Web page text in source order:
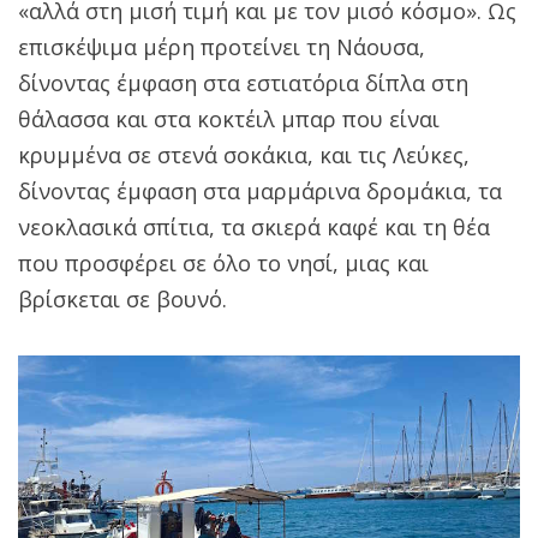
«αλλά στη μισή τιμή και με τον μισό κόσμο». Ως
επισκέψιμα μέρη προτείνει τη Νάουσα,
δίνοντας έμφαση στα εστιατόρια δίπλα στη
θάλασσα και στα κοκτέιλ μπαρ που είναι
κρυμμένα σε στενά σοκάκια, και τις Λεύκες,
δίνοντας έμφαση στα μαρμάρινα δρομάκια, τα
νεοκλασικά σπίτια, τα σκιερά καφέ και τη θέα
που προσφέρει σε όλο το νησί, μιας και
βρίσκεται σε βουνό.